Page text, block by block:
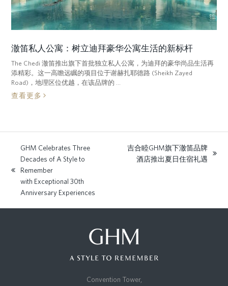
澈笛私人公寓：树立迪拜豪华公寓生活的新标杆
The Chedi 澈笛推出旗下首批独立私人公寓，为迪拜的豪华尚品生活再
添精彩。这一高瞻远瞩的项目位于谢赫扎耶德路 (Sheikh Zayed
Road)，地理区位优越，在该品牌的 ...
查看更多
previous
post:
GHM Celebrates Three
Decades of A Style to
Remember
with Exceptional 30th
Anniversary Experiences
next
吉合睦GHM旗下澈笛品牌
酒店推出夏日住宿礼遇
Convention Tower,